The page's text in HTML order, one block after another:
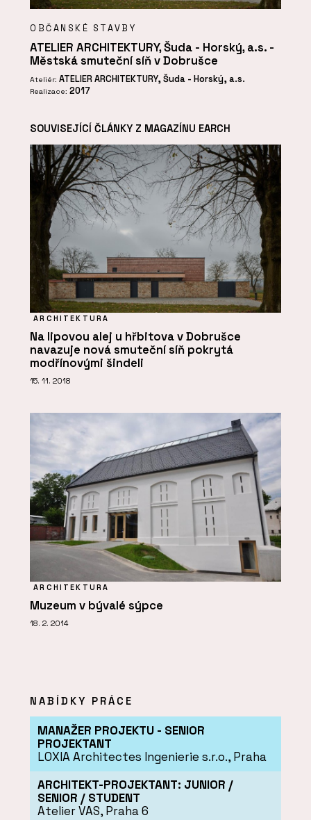
OBČANSKÉ STAVBY
ATELIER ARCHITEKTURY, Šuda - Horský, a.s. -
Městská smuteční síň v Dobrušce
Ateliér: ATELIER ARCHITEKTURY, Šuda - Horský, a.s.
Realizace: 2017
SOUVISEJÍCÍ ČLÁNKY Z MAGAZÍNU EARCH
ARCHITEKTURA
Na lipovou alej u hřbitova v Dobrušce
navazuje nová smuteční síň pokrytá
modřínovými šindeli
15. 11. 2018
ARCHITEKTURA
Muzeum v bývalé sýpce
18. 2. 2014
NABÍDKY PRÁCE
MANAŽER PROJEKTU - SENIOR
PROJEKTANT
LOXIA Architectes Ingenierie s.r.o., Praha
ARCHITEKT-PROJEKTANT: JUNIOR /
SENIOR / STUDENT
Atelier VAS, Praha 6